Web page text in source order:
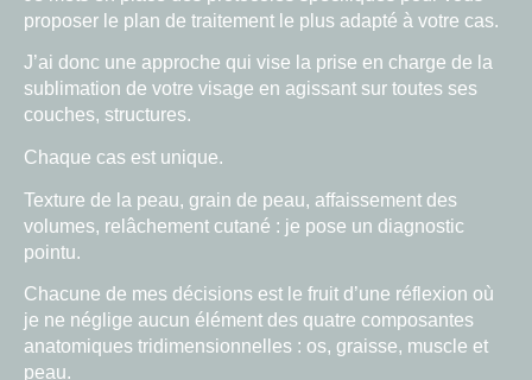
proposer le plan de traitement le plus adapté à votre cas.
J’ai donc une approche qui vise la prise en charge de la
sublimation de votre visage en agissant sur toutes ses
couches, structures.
Chaque cas est unique.
Texture de la peau, grain de peau, affaissement des
volumes, relâchement cutané : je pose un diagnostic
pointu.
Chacune de mes décisions est le fruit d’une réflexion où
je ne néglige aucun élément des quatre composantes
anatomiques tridimensionnelles : os, graisse, muscle et
peau.